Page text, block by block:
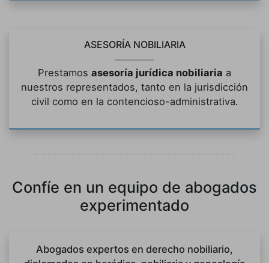
ASESORÍA NOBILIARIA
Prestamos asesoría jurídica nobiliaria a
nuestros representados, tanto en la jurisdicción
civil como en la contencioso-administrativa.
Confíe en un equipo de abogados
experimentado
Abogados expertos en derecho nobiliario,